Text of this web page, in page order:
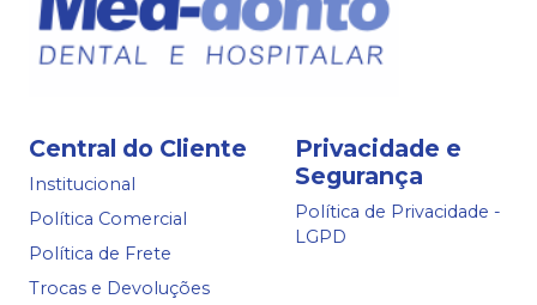
Central do Cliente
Institucional
Política Comercial
Política de Frete
Trocas e Devoluções
Privacidade e
Segurança
Política de Privacidade -
LGPD